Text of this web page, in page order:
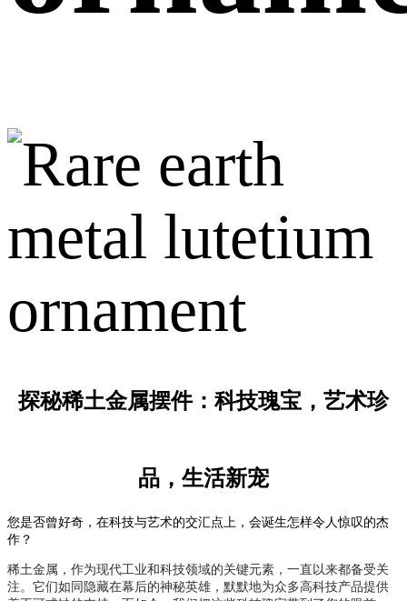
探秘稀土金属摆件：科技瑰宝，艺术珍
品，生活新宠
您是否曾好奇，在科技与艺术的交汇点上，会诞生怎样令人惊叹的杰
作？
稀土金属，作为现代工业和科技领域的关键元素， 一直以来都备受关
注。它们如同隐藏在幕后的神秘英雄，默默地为众多高科技产品提供